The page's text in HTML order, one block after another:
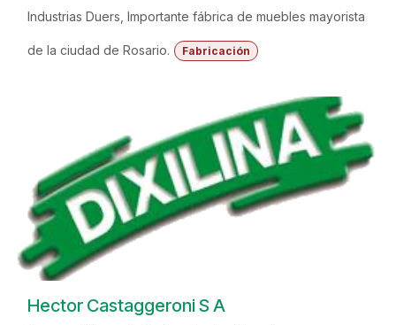
Industrias Duers, Importante fábrica de muebles mayorista
de la ciudad de Rosario. Fabricación
Hector Castaggeroni S A